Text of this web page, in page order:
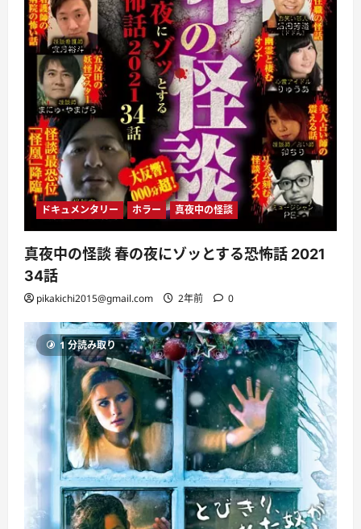
ドキュメンタリー ホラー 真夜中の怪談
真夜中の怪談 春の夜にゾッとする恐怖話 2021
34話
pikakichi2015@gmail.com 2年前 0
1 分読み取り